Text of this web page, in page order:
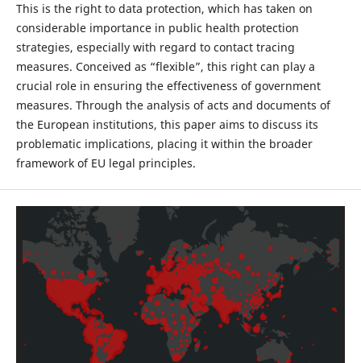
This is the right to data protection, which has taken on
considerable importance in public health protection
strategies, especially with regard to contact tracing
measures. Conceived as “flexible”, this right can play a
crucial role in ensuring the effectiveness of government
measures. Through the analysis of acts and documents of
the European institutions, this paper aims to discuss its
problematic implications, placing it within the broader
framework of EU legal principles.